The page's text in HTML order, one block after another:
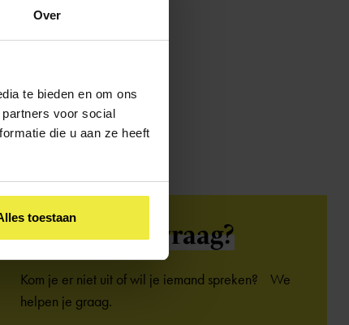
Over
te bieden en om ons
voor social
die u aan ze heeft
toestaan
Heb je een vraag?
Kom je er niet uit of wil je iemand spreken? We
helpen je graag.